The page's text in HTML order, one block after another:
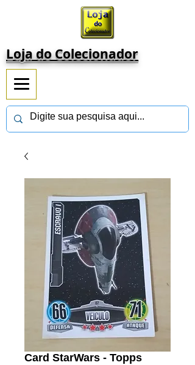
Loja do Colecionador
Card StarWars - Topps